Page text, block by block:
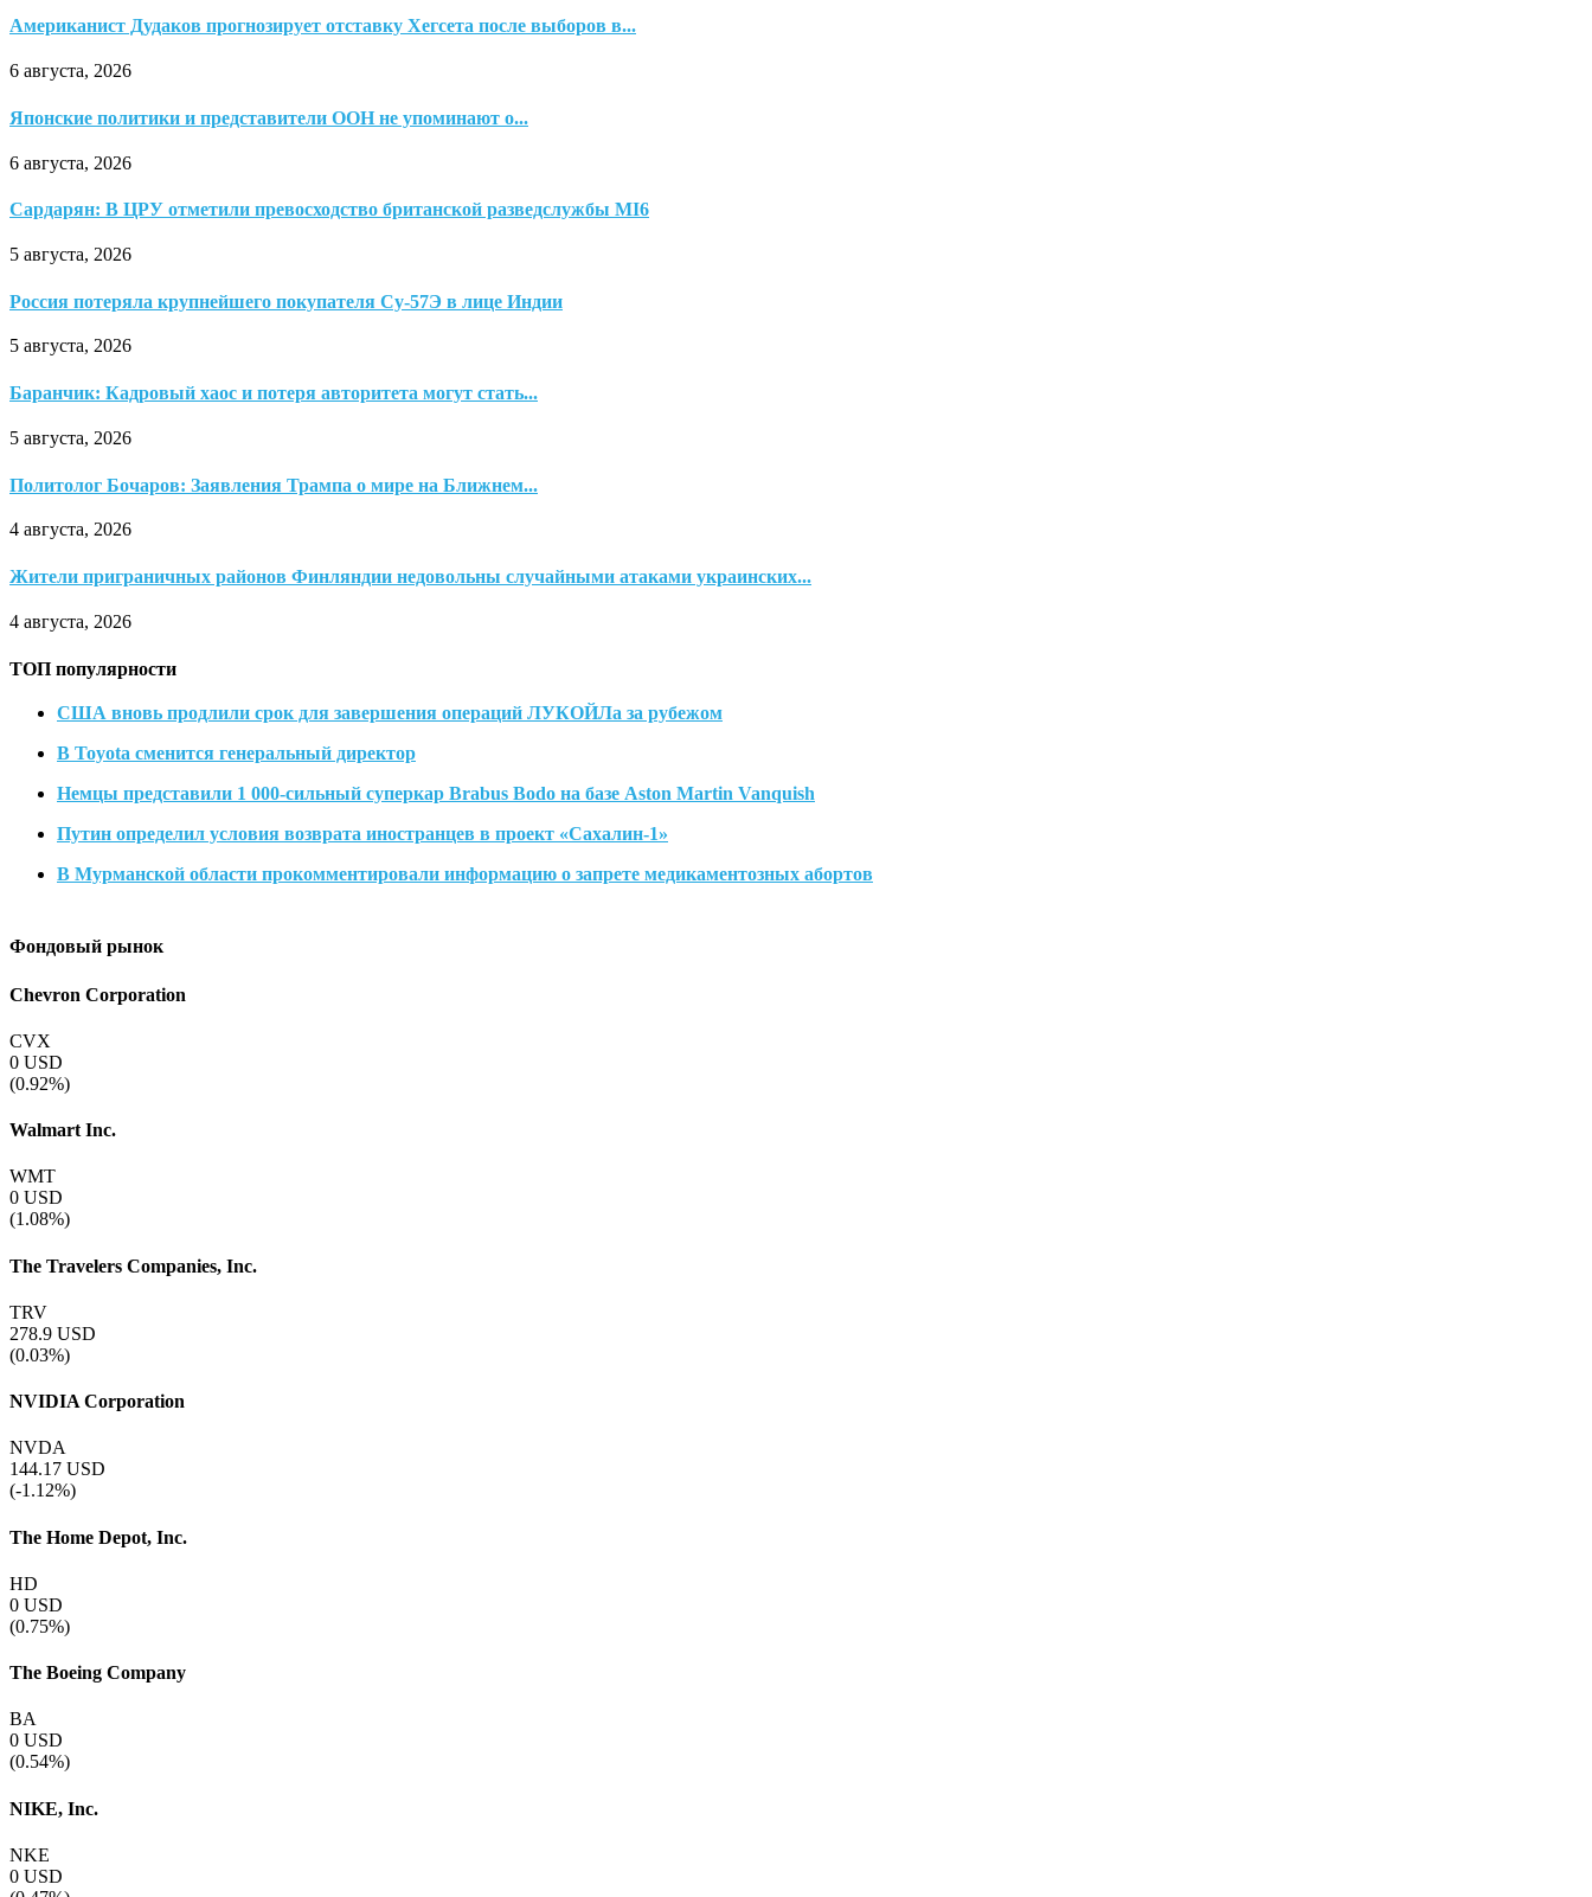
Американист Дудаков прогнозирует отставку Хегсета после выборов в...
6 августа, 2026
Японские политики и представители ООН не упоминают о...
6 августа, 2026
Сардарян: В ЦРУ отметили превосходство британской разведслужбы MI6
5 августа, 2026
Россия потеряла крупнейшего покупателя Су-57Э в лице Индии
5 августа, 2026
Баранчик: Кадровый хаос и потеря авторитета могут стать...
5 августа, 2026
Политолог Бочаров: Заявления Трампа о мире на Ближнем...
4 августа, 2026
Жители приграничных районов Финляндии недовольны случайными атаками украинских...
4 августа, 2026
ТОП популярности
США вновь продлили срок для завершения операций ЛУКОЙЛа за рубежом
В Toyota сменится генеральный директор
Немцы представили 1 000-сильный суперкар Brabus Bodo на базе Aston Martin Vanquish
Путин определил условия возврата иностранцев в проект «Сахалин-1»
В Мурманской области прокомментировали информацию о запрете медикаментозных абортов
Фондовый рынок
Chevron Corporation
CVX
0 USD
(0.92%)
Walmart Inc.
WMT
0 USD
(1.08%)
The Travelers Companies, Inc.
TRV
278.9 USD
(0.03%)
NVIDIA Corporation
NVDA
144.17 USD
(-1.12%)
The Home Depot, Inc.
HD
0 USD
(0.75%)
The Boeing Company
BA
0 USD
(0.54%)
NIKE, Inc.
NKE
0 USD